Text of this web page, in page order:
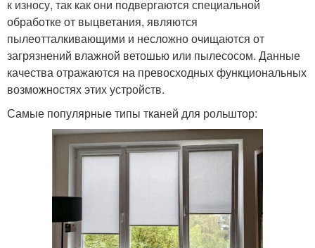
к износу, так как они подвергаются специальной
обработке от выцветания, являются
пылеотталкивающими и несложно очищаются от
загрязнений влажной ветошью или пылесосом. Данные
качества отражаются на превосходных функциональных
возможностях этих устройств.
Самые популярные типы тканей для рольштор: